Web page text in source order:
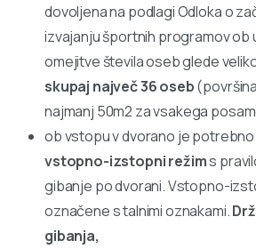
dovoljena na podlagi Odloka o
izvajanju športnih programov ob
omejitve števila oseb glede
skupaj največ 36 oseb
najmanj 50m2 za vsakega
ob vstopu v dvorano je
vstopno-izstopni režims
gibanje po dvorani. Vstopno-
označene s talnimi oznakami.
gibanja,